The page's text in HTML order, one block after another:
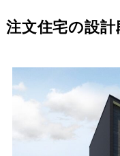
注文住宅の設